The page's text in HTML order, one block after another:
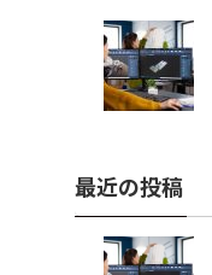
最近の投稿